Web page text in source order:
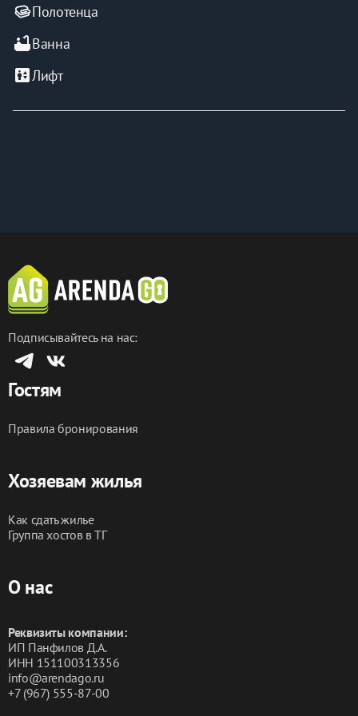
Полотенца
bathtubВанна
elevatorЛифт
Подписывайтесь на нас:
Гостям
Правила бронирования
Хозяевам жилья
Как сдать жилье
Группа хостов в ТГ
О нас
Реквизиты компании:
ИП Панфилов Д.А.
ИНН 151100313356
info@arendago.ru
+7 (967) 555-87-00